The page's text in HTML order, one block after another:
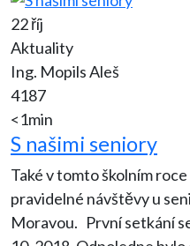
22 říj
Aktuality
Ing. Mopils Aleš
4187
<1min
S našimi seniory
Také v tomto školním
pravidelné návštěvy u
Moravou. První setkání